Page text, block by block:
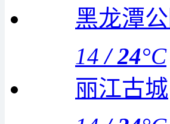
黑龙潭
14 /24°C
丽江古城